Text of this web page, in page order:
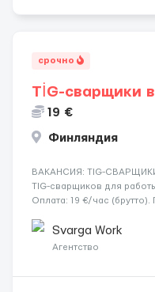
срочно
TİG-сварщики
19 €
Финляндия
​​ВАКАНСИЯ: TIG-
TIG-сварщиков для
Оплата: 19 €/час
переработки. Дата
Svarga Work
Агентство